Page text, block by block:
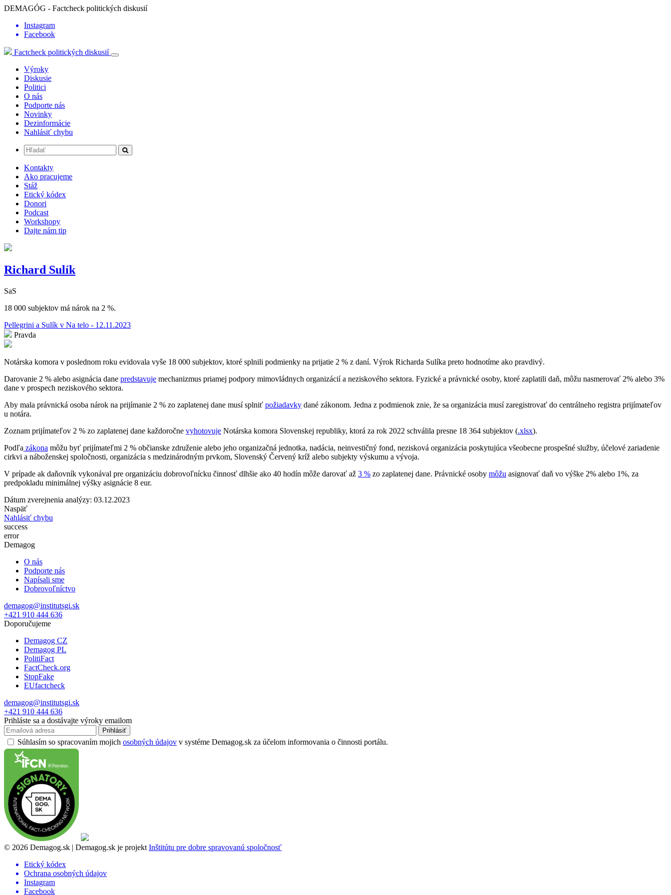
DEMAGÓG - Factcheck politických diskusií
Instagram
Facebook
Factcheck politických diskusií
Výroky
Diskusie
Politici
O nás
Podporte nás
Novinky
Dezinformácie
Nahlásiť chybu
Kontakty
Ako pracujeme
Stáž
Etický kódex
Donori
Podcast
Workshopy
Dajte nám tip
Richard Sulík
SaS
18 000 subjektov má nárok na 2 %.
Pellegrini a Sulík v Na telo - 12.11.2023
Pravda
Notárska komora v poslednom roku evidovala vyše 18 000 subjektov, ktoré splnili podmienky na prijatie 2 % z daní. Výrok Richarda Sulíka preto hodnotíme ako pravdivý.
Darovanie 2 % alebo asignácia dane predstavuje mechanizmus priamej podpory mimovládnych organizácií a neziskového sektora. Fyzické a právnické osoby, ktoré zaplatili daň, môžu nasmerovať 2% alebo 3%
dane v prospech neziskového sektora.
Aby mala právnická osoba nárok na prijímanie 2 % zo zaplatenej dane musí splniť požiadavky dané zákonom. Jedna z podmienok znie, že sa organizácia musí zaregistrovať do centrálneho registra prijímateľov
u notára.
Zoznam prijímateľov 2 % zo zaplatenej dane každoročne vyhotovuje Notárska komora Slovenskej republiky, ktorá za rok 2022 schválila presne 18 364 subjektov (.xlsx).
Podľa zákona môžu byť prijímateľmi 2 % občianske združenie alebo jeho organizačná jednotka, nadácia, neinvestičný fond, nezisková organizácia poskytujúca všeobecne prospešné služby, účelové zariadenie
cirkvi a náboženskej spoločnosti, organizácia s medzinárodným prvkom, Slovenský Červený kríž alebo subjekty výskumu a vývoja.
V prípade ak daňovník vykonával pre organizáciu dobrovoľnícku činnosť dlhšie ako 40 hodín môže darovať až 3 % zo zaplatenej dane. Právnické osoby môžu asignovať daň vo výške 2% alebo 1%, za
predpokladu minimálnej výšky asignácie 8 eur.
Dátum zverejnenia analýzy: 03.12.2023
Naspäť
Nahlásiť chybu
success
error
Demagog
O nás
Podporte nás
Napísali sme
Dobrovoľníctvo
demagog@institutsgi.sk
+421 910 444 636
Doporučujeme
Demagog CZ
Demagog PL
PolitiFact
FactCheck.org
StopFake
EUfactcheck
demagog@institutsgi.sk
+421 910 444 636
Prihláste sa a dostávajte výroky emailom
Prihlásiť
Súhlasím so spracovaním mojich osobných údajov v systéme Demagog.sk za účelom informovania o činnosti portálu.
© 2026 Demagog.sk | Demagog.sk je projekt Inštitútu pre dobre spravovanú spoločnosť
Etický kódex
Ochrana osobných údajov
Instagram
Facebook